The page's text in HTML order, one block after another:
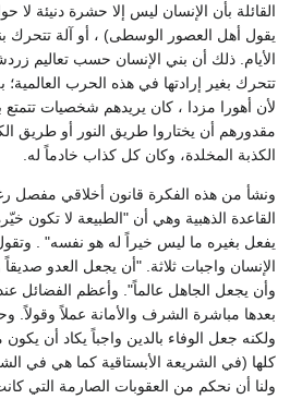
القائلة بأن الإنسان ليس إلا حشرة دنيئة لا
يقول أهل العصور الوسطى) ، أو آلة تتحرك
الأيام. ذلك أن بني الإنسان حسب تعاليم
تتحرك بغير إرادتها في هذه الحرب
لأن أهورا مزدا ، كان يريدهم شخصيات
مقدورهم أن يختاروا طريق النور أو طريق
الكذبة المخلدة، وكان كل كذاب خادماً له.
ونشأ من هذه الفكرة قانون أخلاقي مفصل
القاعدة الذهبية وهي أن "الطبيعة لا تكون
يفعل بغيره ما ليس خيراً له هو نفسه" .
الإنسان واجبات ثلاثة. "أن يجعل العدو
وأن يجعل الجاهل عالماً". وأعظم الفضائل
بعدها مباشرة الشرف والأمانة عملاً وقولاً.
ولكنه جعل الوفاء بالدين واجباً يكاد أن
كلها (في الشريعة الأبستاقية كما هي في
ولنا أن نحكم من العقوبات الصارمة التي